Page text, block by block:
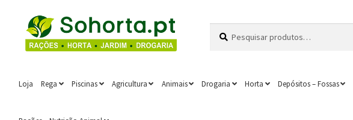
Ir
para
a
Saltar
para
o
por:
Loja Rega Piscinas Agricultura Animais Drogaria Horta Depósitos – Fossas